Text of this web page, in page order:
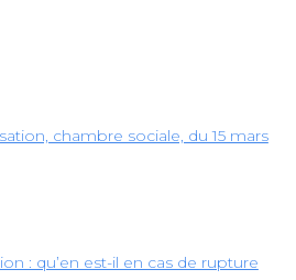
chambre sociale, du 15 mars
: qu’en est-il en cas de rupture